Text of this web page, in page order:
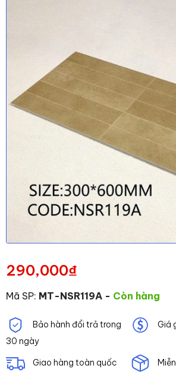
290,000₫
Mã SP: MT-NSR119A - Còn hàng
Bảo hành đổi trả trong
30 ngày
Giá
Giao hàng toàn quốc